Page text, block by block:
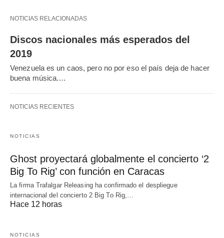
NOTICIAS RELACIONADAS
Discos nacionales más esperados del
2019
Venezuela es un caos, pero no por eso el país deja de hacer
buena música.…
NOTICIAS RECIENTES
NOTICIAS
Ghost proyectará globalmente el concierto ‘2
Big To Rig’ con función en Caracas
La firma Trafalgar Releasing ha confirmado el despliegue
internacional del concierto 2 Big To Rig,…
Hace 12 horas
NOTICIAS